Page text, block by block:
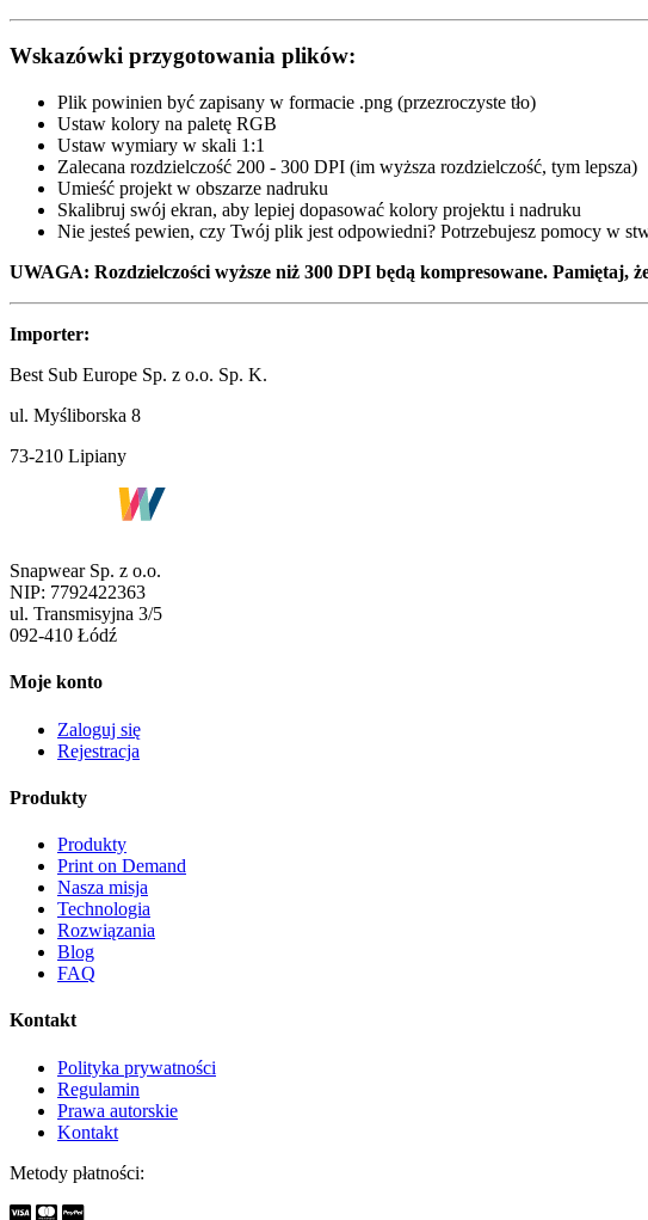
Wskazówki przygotowania plików:
Plik powinien być zapisany w formacie .png (przezroczyste tło)
Ustaw kolory na paletę RGB
Ustaw wymiary w skali 1:1
Zalecana rozdzielczość 200 - 300 DPI (im wyższa rozdzielczość, tym lepsza)
Umieść projekt w obszarze nadruku
Skalibruj swój ekran, aby lepiej dopasować kolory projektu i nadruku
Nie jesteś pewien, czy Twój plik jest odpowiedni? Potrzebujesz pomocy w
UWAGA: Rozdzielczości wyższe niż 300 DPI będą kompresowane. Pamiętaj,
Importer:
Best Sub Europe Sp. z o.o. Sp. K.
ul. Myśliborska 8
73-210 Lipiany
Snapwear Sp. z o.o.
NIP: 7792422363
ul. Transmisyjna 3/5
092-410 Łódź
Moje konto
Zaloguj się
Rejestracja
Produkty
Produkty
Print on Demand
Nasza misja
Technologia
Rozwiązania
Blog
FAQ
Kontakt
Polityka prywatności
Regulamin
Prawa autorskie
Kontakt
Metody płatności: